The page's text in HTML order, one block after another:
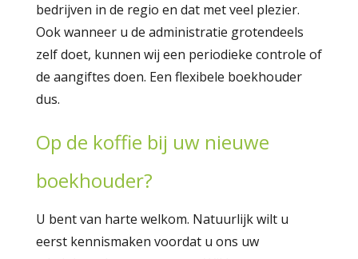
bedrijven in de regio en dat met veel plezier.
Ook wanneer u de administratie grotendeels
zelf doet, kunnen wij een periodieke controle of
de aangiftes doen. Een flexibele boekhouder
dus.
Op de koffie bij uw nieuwe
boekhouder?
U bent van harte welkom. Natuurlijk wilt u
eerst kennismaken voordat u ons uw